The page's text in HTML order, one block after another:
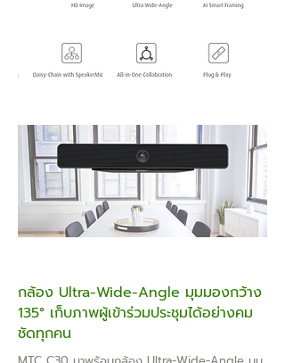
กล้อง Ultra-Wide-Angle มุมมองกว้าง
135° เก็บภาพผู้เข้าร่วมประชุมได้อย่างคม
ชัดทุกคน